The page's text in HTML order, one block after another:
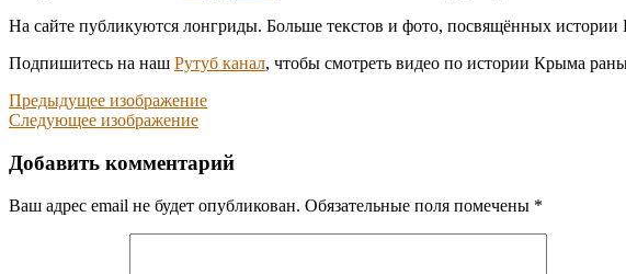
На сайте публикуются лонгриды. Больше текстов и фото, посвящённых
Подпишитесь на наш Рутуб канал, чтобы смотреть видео по истории Крыма
Предыдущее изображение
Следующее изображение
Добавить комментарий
Ваш адрес email не будет опубликован. Обязательные поля помечены *